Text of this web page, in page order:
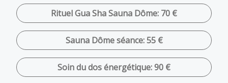
Rituel Gua Sha Sauna Dôme: 70 €
Sauna Dôme séance: 55 €
Soin du dos énergétique: 90 €